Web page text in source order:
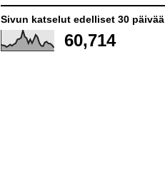
Sivun katselut edelliset 30 päivää
60,714